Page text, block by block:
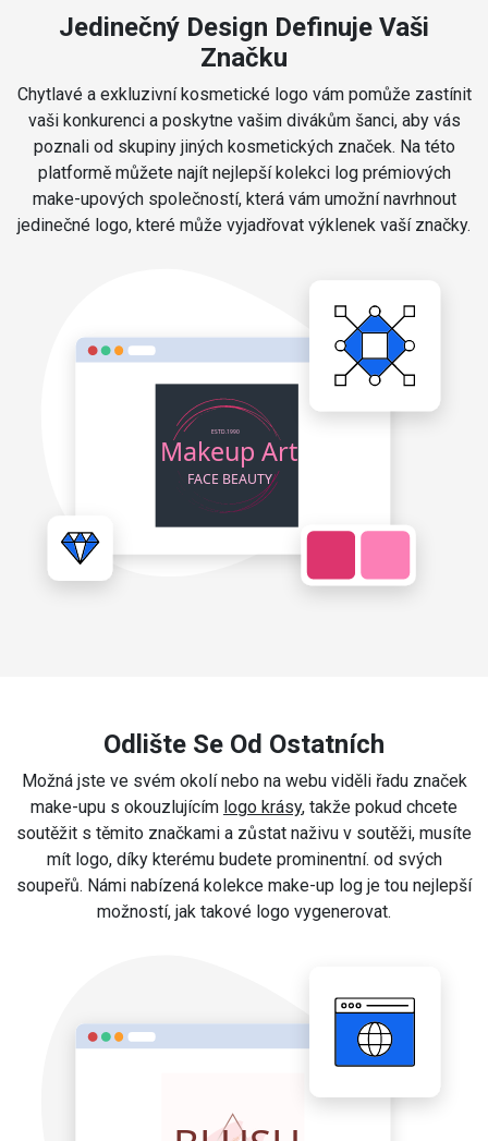
Jedinečný Design Definuje Vaši
Značku
Chytlavé a exkluzivní kosmetické logo vám pomůže zastínit
vaši konkurenci a poskytne vašim divákům šanci, aby vás
poznali od skupiny jiných kosmetických značek. Na této
platformě můžete najít nejlepší kolekci log prémiových
make-upových společností, která vám umožní navrhnout
jedinečné logo, které může vyjadřovat výklenek vaší značky.
Odlište Se Od Ostatních
Možná jste ve svém okolí nebo na webu viděli řadu značek
make-upu s okouzlujícím logo krásy, takže pokud chcete
soutěžit s těmito značkami a zůstat naživu v soutěži, musíte
mít logo, díky kterému budete prominentní. od svých
soupeřů. Námi nabízená kolekce make-up log je tou nejlepší
možností, jak takové logo vygenerovat.